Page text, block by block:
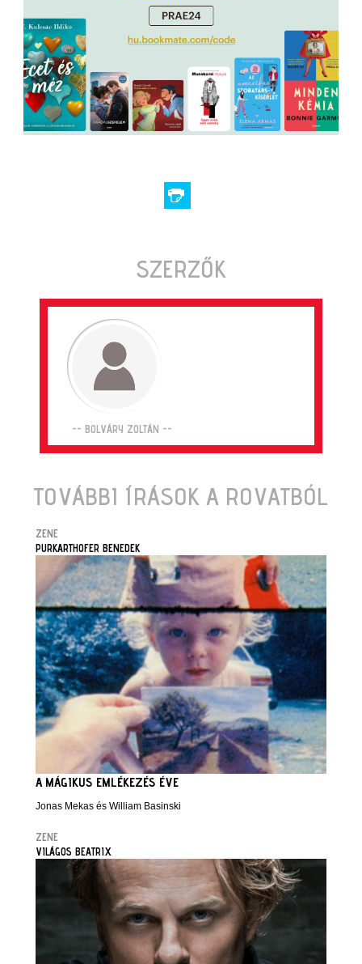
SZERZŐK
-- BOLVÁRY ZOLTÁN --
TOVÁBBI ÍRÁSOK A ROVATBÓL
ZENE
PURKARTHOFER BENEDEK
A MÁGIKUS EMLÉKEZÉS ÉVE
Jonas Mekas és William Basinski
ZENE
VILÁGOS BEATRIX